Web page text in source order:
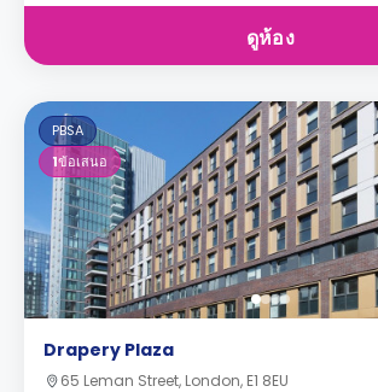
ดูห้อง
PBSA
1ข้อเสนอ
Drapery Plaza
65 Leman Street, London, E1 8EU